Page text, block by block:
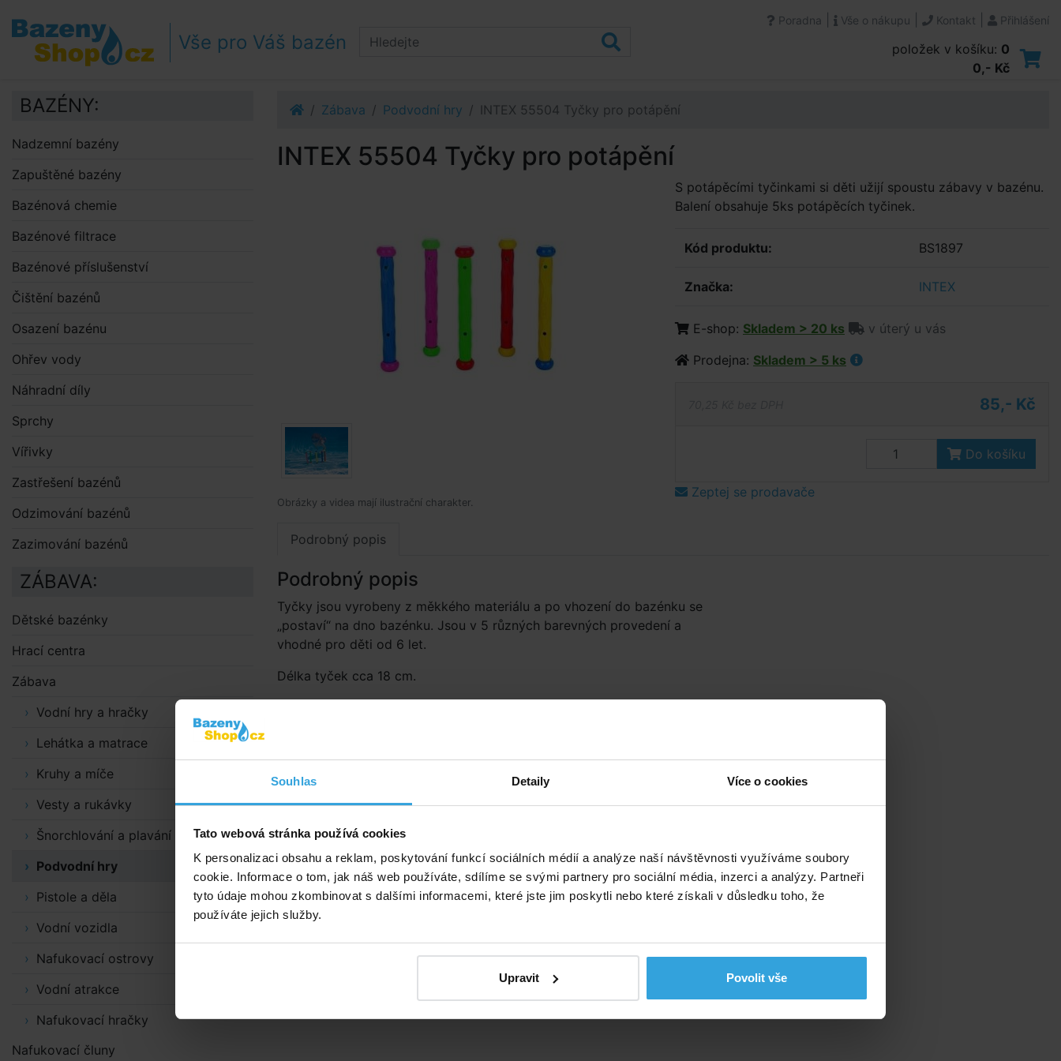
Souhlas Detaily Více o cookies
Tato webová stránka používá cookies
K personalizaci obsahu a reklam, poskytování funkcí sociálních médií a analýze naší návštěvnosti využíváme soubory
cookie. Informace o tom, jak náš web používáte, sdílíme se svými partnery pro sociální média, inzerci a analýzy. Partneři
tyto údaje mohou zkombinovat s dalšími informacemi, které jste jim poskytli nebo které získali v důsledku toho, že
používáte jejich služby.
Upravit Povolit vše
Přejít na obsah
Přejít k postrannímu sloupci
Klávesové zkratky
Vše pro Váš bazén
Poradna Vše o nákupu Kontakt Přihlášení
položek v košíku: 0
0,- Kč
Zábava Podvodní hry INTEX 55504 Tyčky pro potápění
INTEX 55504 Tyčky pro potápění
Obrázky a videa mají ilustrační charakter.
S potápěcími tyčinkami si děti užijí spoustu zábavy v bazénu.
Balení obsahuje 5ks potápěcích tyčinek.
Kód produktu: BS1897
Značka: INTEX
E-shop: Skladem > 20 ks
v úterý u vás
Prodejna: Skladem > 5 ks
85,- Kč
Do košíku
Zeptej se prodavače
Podrobný popis
Podrobný popis
Tyčky jsou vyrobeny z měkkého materiálu a po vhození do bazénku se
„postaví“ na dno bazénku. Jsou v 5 různých barevných provedení a
vhodné pro děti od 6 let.
Délka tyček cca 18 cm.
BAZÉNY:
Nadzemní bazény
Zapuštěné bazény
Bazénová chemie
Bazénové filtrace
Bazénové příslušenství
Čištění bazénů
Osazení bazénu
Ohřev vody
Náhradní díly
Sprchy
Vířivky
Zastřešení bazénů
Odzimování bazénů
Zazimování bazénů
ZÁBAVA:
Dětské bazénky
Hrací centra
Zábava
Vodní hry a hračky
Lehátka a matrace
Kruhy a míče
Vesty a rukávky
Šnorchlování a plavání
Podvodní hry
Pistole a děla
Vodní vozidla
Nafukovací ostrovy
Vodní atrakce
Nafukovací hračky
Nafukovací čluny